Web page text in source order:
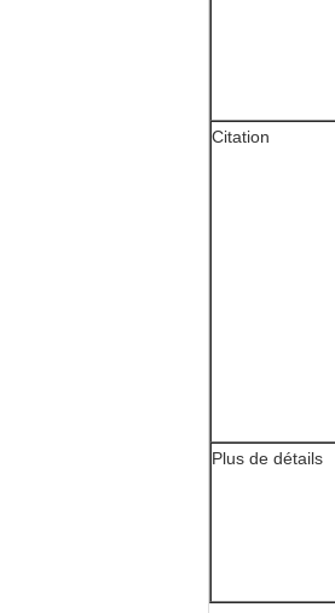
Citation
Plus de détails